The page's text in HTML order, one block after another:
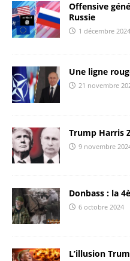
Offensive
Russie
1 décembre 2024
Une ligne
21 novembre
Trump Harris
9 novembre
Donbass : la
6 octobre 2024
L’illusion